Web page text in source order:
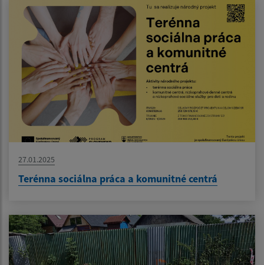
27.01.2025
Terénna sociálna práca a komunitné centrá